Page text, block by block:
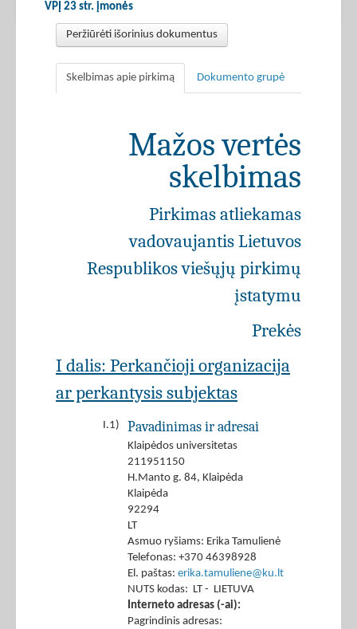
VPĮ 23 str. įmonės
Peržiūrėti išorinius dokumentus
Skelbimas apie pirkimą Dokumento grupė
Mažos vertės
skelbimas
Pirkimas atliekamas
vadovaujantis Lietuvos
Respublikos viešųjų pirkimų
įstatymu
Prekės
I dalis: Perkančioji organizacija
ar perkantysis subjektas
I.1) Pavadinimas ir adresai
Klaipėdos universitetas
211951150
H.Manto g. 84, Klaipėda
Klaipėda
92294
LT
Asmuo ryšiams: Erika Tamulienė
Telefonas: +370 46398928
El. paštas: erika.tamuliene@ku.lt
NUTS kodas: LT - LIETUVA
Interneto adresas (-ai):
Pagrindinis adresas: